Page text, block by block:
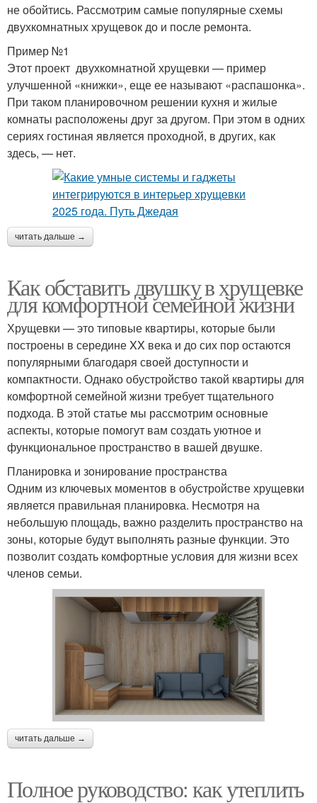
не обойтись. Рассмотрим самые популярные схемы
двухкомнатных хрущевок до и после ремонта.
Пример №1
Этот проект двухкомнатной хрущевки — пример
улучшенной «книжки», еще ее называют «распашонка».
При таком планировочном решении кухня и жилые
комнаты расположены друг за другом. При этом в одних
сериях гостиная является проходной, в других, как
здесь, — нет.
читать дальше →
Как обставить двушку в хрущевке
для комфортной семейной жизни
Хрущевки — это типовые квартиры, которые были
построены в середине XX века и до сих пор остаются
популярными благодаря своей доступности и
компактности. Однако обустройство такой квартиры для
комфортной семейной жизни требует тщательного
подхода. В этой статье мы рассмотрим основные
аспекты, которые помогут вам создать уютное и
функциональное пространство в вашей двушке.
Планировка и зонирование пространства
Одним из ключевых моментов в обустройстве хрущевки
является правильная планировка. Несмотря на
небольшую площадь, важно разделить пространство на
зоны, которые будут выполнять разные функции. Это
позволит создать комфортные условия для жизни всех
членов семьи.
читать дальше →
Полное руководство: как утеплить